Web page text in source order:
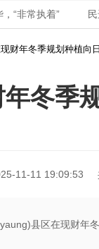
“非常执着” 民
财年冬季规划种植向
冬季
11-11 19:09:53
县区在现财年